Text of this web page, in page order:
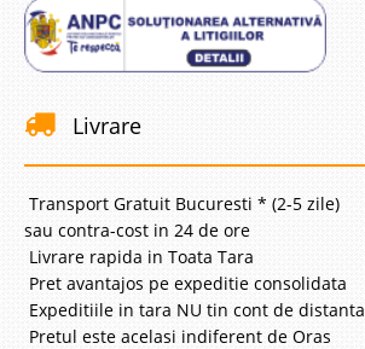
Livrare
Transport Gratuit Bucuresti * (2-5 zile)
sau contra-cost in 24 de ore
Livrare rapida in Toata Tara
Pret avantajos pe expeditie consolidata
Expeditiile in tara NU tin cont de distanta
Pretul este acelasi indiferent de Oras